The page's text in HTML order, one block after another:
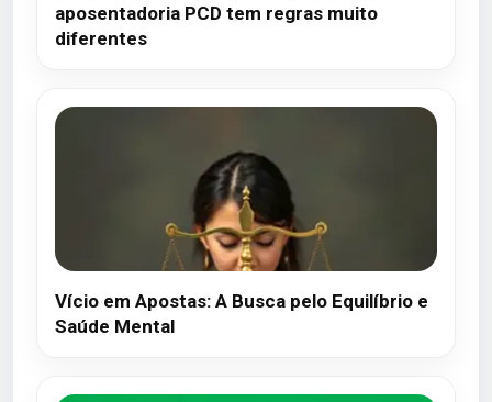
aposentadoria PCD tem regras muito
diferentes
Vício em Apostas: A Busca pelo Equilíbrio e
Saúde Mental